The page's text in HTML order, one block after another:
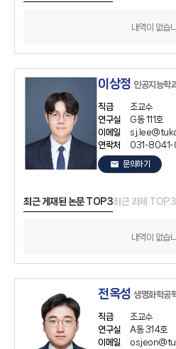
내역이 없습
이상정 인공지능학
직급
조교수
연구실
G동 111호
이메일
연락처
031-
email 문의하기
최근 게재된 논문 TOP3최근 과제 TOP3
내역이 없습
전옥성 생명화학공
직급
조교수
연구실
A동 314호
이메일